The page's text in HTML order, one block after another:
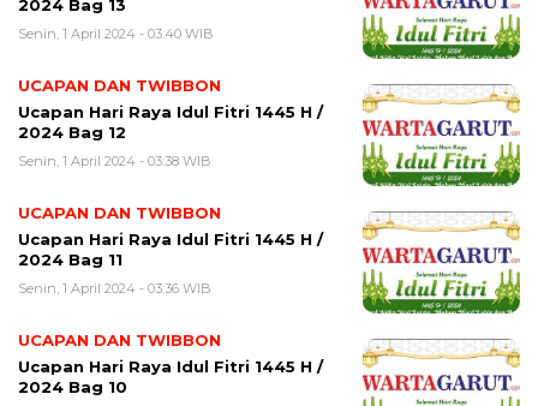
2024 Bag 13
Senin, 1 April 2024 - 03:40 WIB
UCAPAN DAN TWIBBON
Ucapan Hari Raya Idul Fitri 1445 H /
2024 Bag 12
Senin, 1 April 2024 - 03:38 WIB
UCAPAN DAN TWIBBON
Ucapan Hari Raya Idul Fitri 1445 H /
2024 Bag 11
Senin, 1 April 2024 - 03:36 WIB
UCAPAN DAN TWIBBON
Ucapan Hari Raya Idul Fitri 1445 H /
2024 Bag 10